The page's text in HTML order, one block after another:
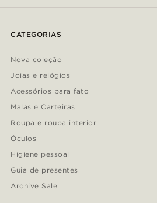
CATEGORIAS
Nova coleção
Joias e relógios
Acessórios para fato
Malas e Carteiras
Roupa e roupa interior
Óculos
Higiene pessoal
Guia de presentes
Archive Sale